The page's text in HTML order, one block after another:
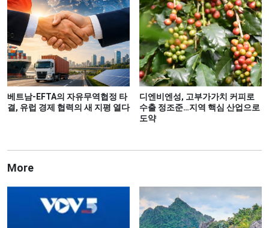
베트남-EFTA의 자유무역협정 타
결, 유럽 경제 협력의 새 지평 열다
디엔비엔성, 고부가가치 커피로
수출 정조준…지역 핵심 산업으로
도약
More